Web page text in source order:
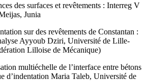
des surfaces et revêtements : Interreg V
Junia
sur des revêtements de Constantan :
Ayyoub Dziri, Université de Lille-
Lilloise de Mécanique)
multiéchelle de l’interface entre bétons
d’indentation Maria Taleb, Université de